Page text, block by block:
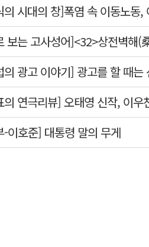
의 시대의 창]폭염 속 이동노동
보는 고사성어]<32>상전벽해
의 광고 이야기] 광고를 할 때는
-이호준] 대통령 말의 무게